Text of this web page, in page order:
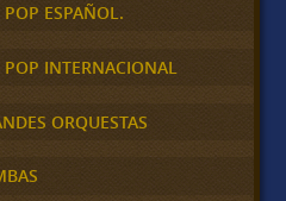
ESPAÑOL.
POP INTERNACIONAL
ORQUESTAS